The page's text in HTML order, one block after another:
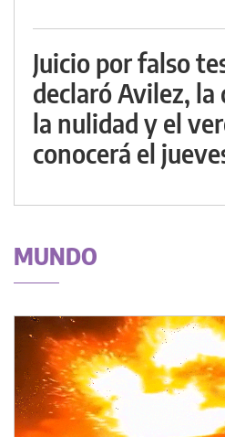
Juicio por falso
declaró Avilez,
la nulidad y el
conocerá el
MUNDO